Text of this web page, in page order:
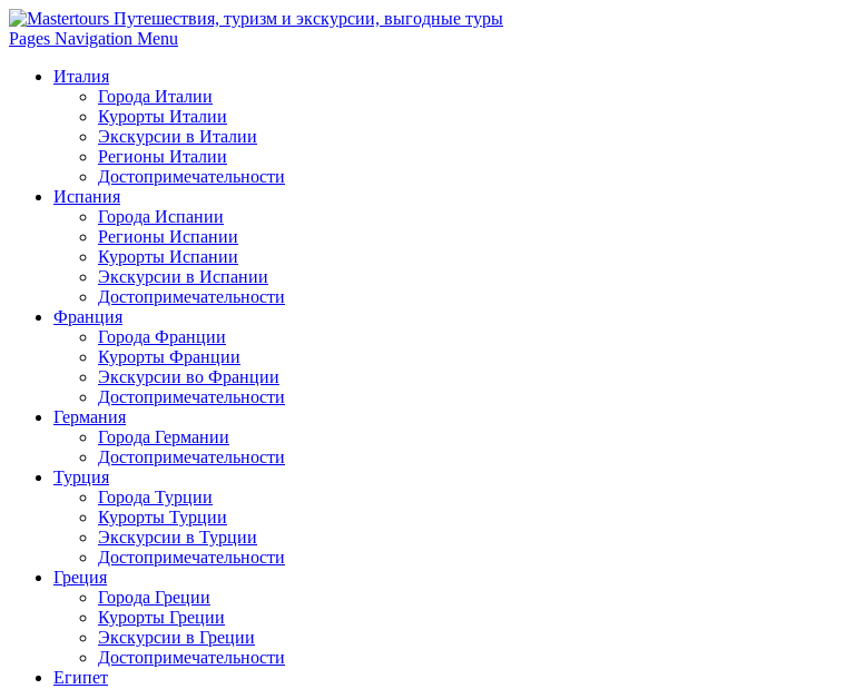
Pages Navigation Menu
Италия
Города Италии
Курорты Италии
Экскурсии в Италии
Регионы Италии
Достопримечательности
Испания
Города Испании
Регионы Испании
Курорты Испании
Экскурсии в Испании
Достопримечательности
Франция
Города Франции
Курорты Франции
Экскурсии во Франции
Достопримечательности
Германия
Города Германии
Достопримечательности
Турция
Города Турции
Курорты Турции
Экскурсии в Турции
Достопримечательности
Греция
Города Греции
Курорты Греции
Экскурсии в Греции
Достопримечательности
Египет